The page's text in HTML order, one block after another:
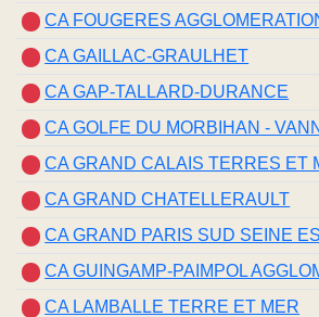
CA FOUGERES
CA GAILLAC-GRAULHET
CA GAP-TALLARD-DURANCE
CA GOLFE DU MORBIHAN -
CA GRAND CALAIS TERRES ET
CA GRAND CHATELLERAULT
CA GRAND PARIS SUD SEINE
CA GUINGAMP-PAIMPOL
CA LAMBALLE TERRE ET MER